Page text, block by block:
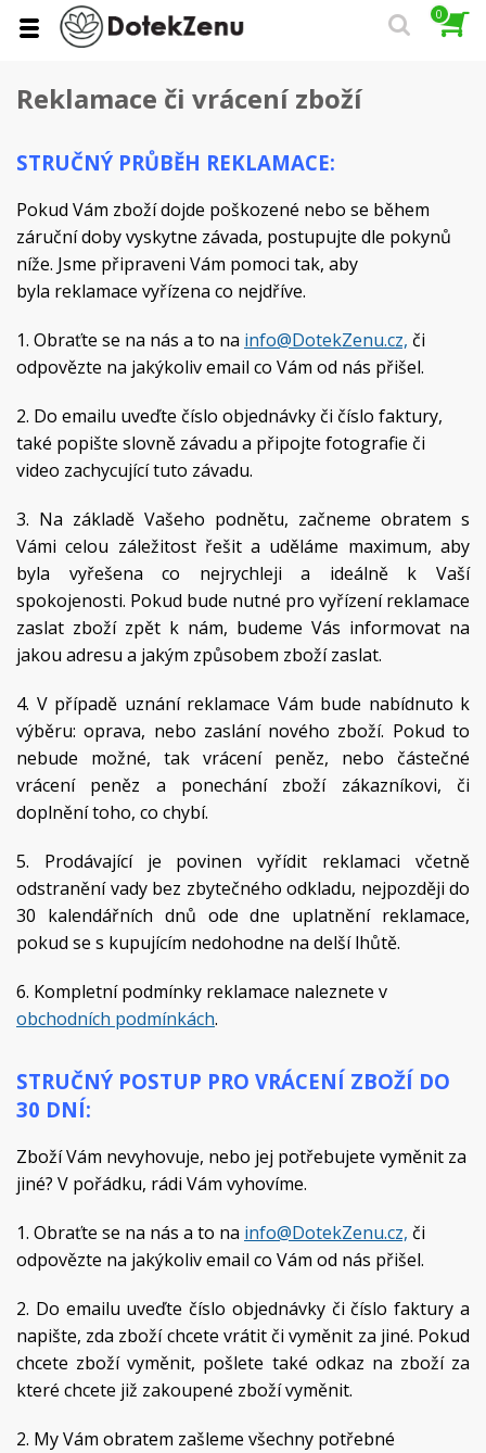
0
Reklamace či vrácení zboží
STRUČNÝ PRŮBĚH REKLAMACE:
Pokud Vám zboží dojde poškozené nebo se během
záruční doby vyskytne závada, postupujte dle pokynů
níže. Jsme připraveni Vám pomoci tak, aby
byla reklamace vyřízena co nejdříve.
1. Obraťte se na nás a to na info@DotekZenu.cz, či
odpovězte na jakýkoliv email co Vám od nás přišel.
2. Do emailu uveďte číslo objednávky či číslo faktury,
také popište slovně závadu a připojte fotografie či
video zachycující tuto závadu.
3. Na základě Vašeho podnětu, začneme obratem s
Vámi celou záležitost řešit a uděláme maximum, aby
byla vyřešena co nejrychleji a ideálně k Vaší
spokojenosti. Pokud bude nutné pro vyřízení reklamace
zaslat zboží zpět k nám, budeme Vás informovat na
jakou adresu a jakým způsobem zboží zaslat.
4. V případě uznání reklamace Vám bude nabídnuto k
výběru: oprava, nebo zaslání nového zboží. Pokud to
nebude možné, tak vrácení peněz, nebo částečné
vrácení peněz a ponechání zboží zákazníkovi, či
doplnění toho, co chybí.
5. Prodávající je povinen vyřídit reklamaci včetně
odstranění vady bez zbytečného odkladu, nejpozději do
30 kalendářních dnů ode dne uplatnění reklamace,
pokud se s kupujícím nedohodne na delší lhůtě.
6. Kompletní podmínky reklamace naleznete v
obchodních podmínkách.
STRUČNÝ POSTUP PRO VRÁCENÍ ZBOŽÍ DO
30 DNÍ:
Zboží Vám nevyhovuje, nebo jej potřebujete vyměnit za
jiné? V pořádku, rádi Vám vyhovíme.
1. Obraťte se na nás a to na info@DotekZenu.cz, či
odpovězte na jakýkoliv email co Vám od nás přišel.
2. Do emailu uveďte číslo objednávky či číslo faktury a
napište, zda zboží chcete vrátit či vyměnit za jiné. Pokud
chcete zboží vyměnit, pošlete také odkaz na zboží za
které chcete již zakoupené zboží vyměnit.
2. My Vám obratem zašleme všechny potřebné